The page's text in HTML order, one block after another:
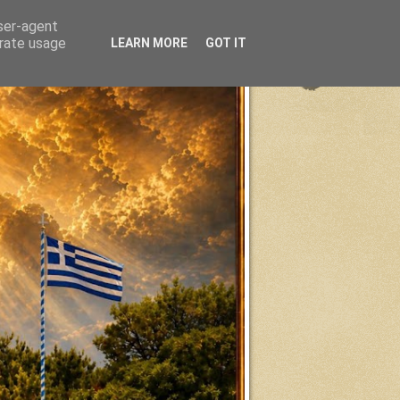
agent
usage
LEARN MORE GOT IT